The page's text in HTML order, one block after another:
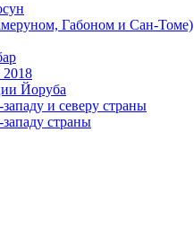
Габоном и Сан-Томе)
2018
Йоруба
и северу страны
страны